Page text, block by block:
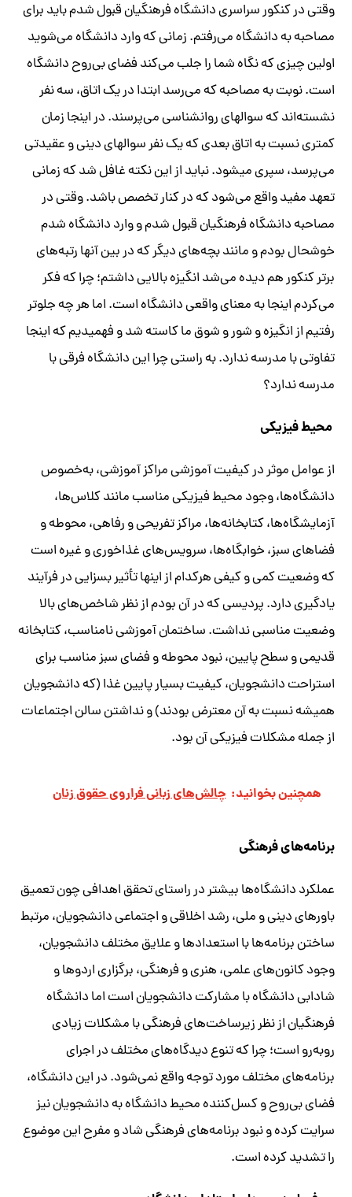
وقتی در کنکور سراسری دانشگاه فرهنگیان قبول شدم باید برای
مصاحبه به دانشگاه می‌رفتم. زمانی که وارد دانشگاه می‌شوید
اولین چیزی که نگاه شما را جلب می‌کند فضای بی‌روح دانشگاه
است. نوبت به مصاحبه که می‌رسد ابتدا در یک اتاق، سه نفر
نشسته‌اند که سوالهای روانشناسی می‌پرسند. در اینجا زمان
کمتری نسبت به اتاق بعدی که یک نفر سوالهای دینی و عقیدتی
می‌پرسد، سپری میشود. نباید از این نکته غافل شد که زمانی
تعهد مفید واقع می‌شود که در کنار تخصص باشد. وقتی در
مصاحبه دانشگاه فرهنگیان قبول شدم و وارد دانشگاه شدم
خوشحال بودم و مانند بچه‌های دیگر که در بین آنها رتبه‌های
برتر کنکور هم دیده می‌شد انگیزه بالایی داشتم؛ چرا‌ که فکر
می‌کردم اینجا به معنای واقعی دانشگاه است. اما هر‌ چه جلوتر
رفتیم از انگیزه و شور و شوق ما کاسته شد و فهمیدیم که اینجا
تفاوتی با مدرسه ندارد. به راستی چرا این دانشگاه فرقی با
مدرسه ندارد؟
محیط فیزیکی
از عوامل موثر در کیفیت آموزشی مراکز آموزشی، به‌خصوص
دانشگاه‌ها، وجود محیط فیزیکی مناسب مانند کلاس‌ها،
آزمایشگاه‌ها، کتابخانه‌ها، مراکز تفریحی و رفاهی، محوطه و
فضاهای سبز، خوابگاه‌ها، سرویس‌های غذاخوری و غیره است
که وضعیت کمی و کیفی هر‌کدام از اینها تأثیر بسزایی در فرآیند
یادگیری دارد. پردیسی که در آن بودم از نظر شاخص‌های بالا
وضعیت مناسبی نداشت. ساختمان آموزشی نامناسب، کتابخانه
قدیمی و سطح پایین، نبود محوطه و فضای سبز مناسب برای
استراحت دانشجویان، کیفیت بسیار پایین غذا (که دانشجویان
همیشه نسبت به آن معترض بودند) و نداشتن سالن اجتماعات
از جمله مشکلات فیزیکی آن بود.
همچنین بخوانید: چالش‌های زبانی فراروی حقوق زنان
برنامه‌های فرهنگی
عملکرد دانشگاه‌ها بیشتر در راستای تحقق اهدافی چون تعمیق
باورهای دینی و ملی، رشد اخلاقی و اجتماعی دانشجویان، مرتبط
ساختن برنامه‌ها با استعداد‌ها و علایق مختلف دانشجویان،
وجود کانون‌های علمی، هنری و فرهنگی، برگزاری اردوها و
شادابی دانشگاه با مشارکت دانشجویان است اما دانشگاه
فرهنگیان از نظر زیرساخت‌های فرهنگی با مشکلات زیادی
روبه‌رو است؛ چرا که تنوع دیدگاه‌های مختلف در اجرای
برنامه‌های مختلف مورد توجه واقع نمی‌شود. در این دانشگاه،
فضای بی‌روح و کسل‌کننده محیط دانشگاه به دانشجویان نیز
سرایت کرده و نبود برنامه‌های فرهنگی شاد و مفرح این موضوع
را تشدید کرده است.